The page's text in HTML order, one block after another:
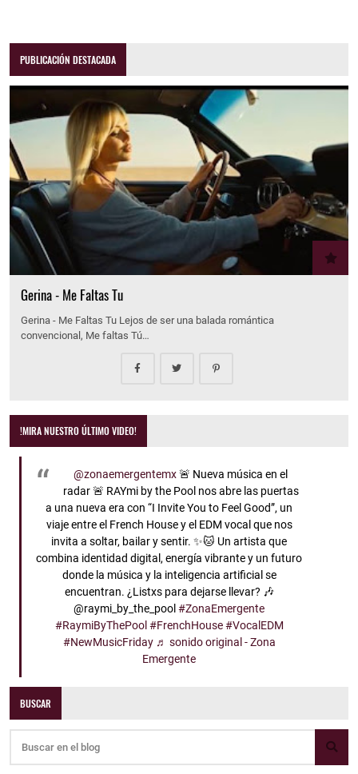
PUBLICACIÓN DESTACADA
Gerina - Me Faltas Tu
Gerina - Me Faltas Tu Lejos de ser una balada romántica
convencional, Me faltas Tú…
!MIRA NUESTRO ÚLTIMO VIDEO!
@zonaemergentemx🚨 Nueva música en el
radar 🚨 RAYmi by the Pool nos abre las puertas
a una nueva era con “I Invite You to Feel Good”, un
viaje entre el French House y el EDM vocal que nos
invita a soltar, bailar y sentir. ✨🐱 Un artista que
combina identidad digital, energía vibrante y un futuro
donde la música y la inteligencia artificial se
encuentran. ¿Listxs para dejarse llevar? 🎶
@raymi_by_the_pool#ZonaEmergente
#RaymiByThePool #FrenchHouse #VocalEDM
#NewMusicFriday ♬ sonido original - Zona
Emergente
BUSCAR